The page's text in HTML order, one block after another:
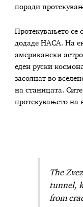
поради
Протекувањето се
додаде НАСА. На
американски
еден руски
засолнат во
на станицата. Сите
протекувањето на
The
tunnel,
from